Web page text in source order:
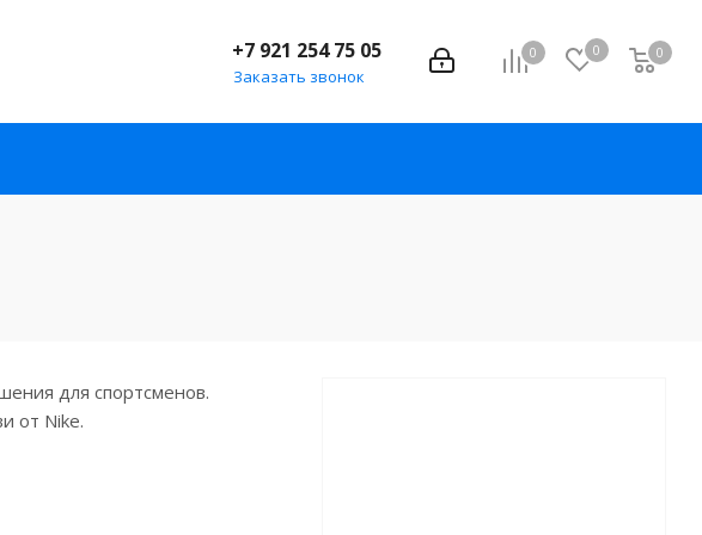
0 0 0
+7 921 254 75 05
Заказать звонок
для спортсменов.
от Nike.